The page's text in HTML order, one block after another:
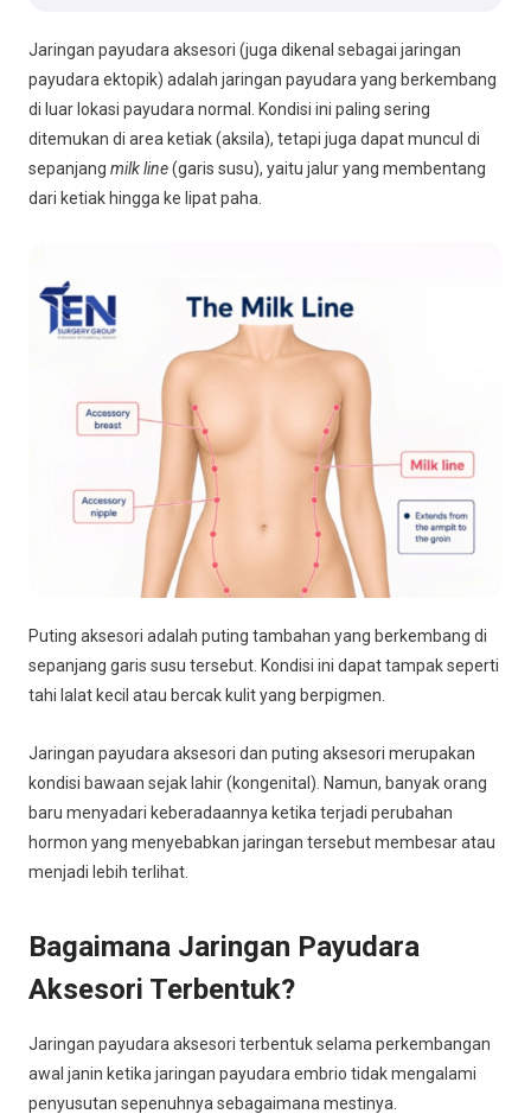
Jaringan payudara aksesori (juga dikenal sebagai jaringan
payudara ektopik) adalah jaringan payudara yang berkembang
di luar lokasi payudara normal. Kondisi ini paling sering
ditemukan di area ketiak (aksila), tetapi juga dapat muncul di
sepanjang milk line(garis susu), yaitu jalur yang membentang
dari ketiak hingga ke lipat paha.
Puting aksesori adalah puting tambahan yang berkembang di
sepanjang garis susu tersebut. Kondisi ini dapat tampak seperti
tahi lalat kecil atau bercak kulit yang berpigmen.
Jaringan payudara aksesori dan puting aksesori merupakan
kondisi bawaan sejak lahir (kongenital). Namun, banyak orang
baru menyadari keberadaannya ketika terjadi perubahan
hormon yang menyebabkan jaringan tersebut membesar atau
menjadi lebih terlihat.
Bagaimana Jaringan Payudara
Aksesori Terbentuk?
Jaringan payudara aksesori terbentuk selama perkembangan
awal janin ketika jaringan payudara embrio tidak mengalami
penyusutan sepenuhnya sebagaimana mestinya.